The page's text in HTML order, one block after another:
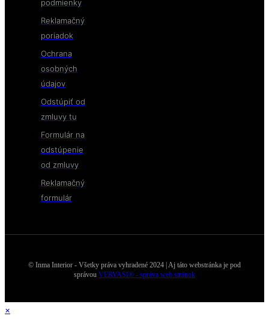
podmienky
Reklamačný
poriadok
Ochrana
osobných
údajov
Odstúpiť od
zmluvy tu
Formulár na
odstúpenie
od zmluvy
Reklamačný
formulár
© Inma Interior - Všetky práva vyhradené 2024 | Aj táto webstránka je pod
správou VERVASI® - správa web stránok
×